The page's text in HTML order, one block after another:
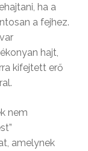
ha a
a fejhez.
hajt,
kifejtett erő
nem
amelynek